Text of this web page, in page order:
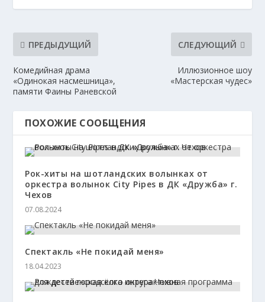
ПРЕДЫДУЩИЙ
Комедийная драма
«Одинокая насмешница»,
памяти Фаины Раневской
СЛЕДУЮЩИЙ
Иллюзионное шоу
«Мастерская чудес»
ПОХОЖИЕ СООБЩЕНИЯ
Рок-хиты на шотландских волынках от
оркестра волынок City Pipes в ДК «Дружба» г.
Чехов
07.08.2024
Спектакль «Не покидай меня»
18.04.2023